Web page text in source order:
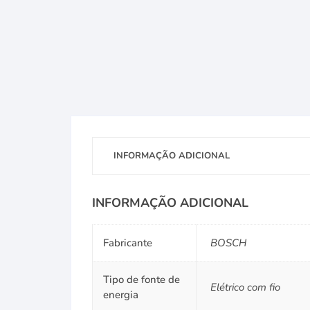
INFORMAÇÃO ADICIONAL
INFORMAÇÃO ADICIONAL
Fabricante BOSCH
Tipo de fonte de
energia
Elétrico com fio